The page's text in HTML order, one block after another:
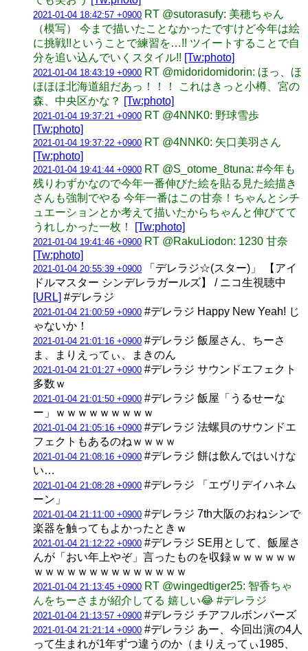
2021-01-04 18:42:57 +0900 RT @sutorasufy: 美穂ちゃん
（模写） 今まで描いたことなかったですけど今年は絵
に挑戦!!ということで練習を…!! ツイートすることで自
分を追い込んでいくスタイル!! [Tw:photo]
2021-01-04 18:43:19 +0900 RT @midoridomidorin: ほっ、ほ
ほほほ北海道組だあっ！！！ これはきっと小樽、宮の
森、中央区かな？ [Tw:photo]
2021-01-04 19:37:21 +0900 RT @4NNK0: 野球雪歩
[Tw:photo]
2021-01-04 19:37:22 +0900 RT @4NNK0: 矢口美羽さん
[Tw:photo]
2021-01-04 19:41:44 +0900 RT @S_otome_8tuna: #今年も
残りわずかなので今年一番伸びた絵を貼る見た絵描き
さんも強制でやる 今年一番はこの甘奈！ちゃんとシチ
ュエーションとか考えて描いたからちゃんと伸びてて
うれしかった一枚！
[Tw:photo]
2021-01-04 19:41:46 +0900 RT @RakuLiodon: 1230 甘奈
[Tw:photo]
2021-01-04 20:55:39 +0900 「デレラジ☆(スター)」 【アイ
ドルマスター シンデレラガールズ】 / ニコ生視聴中
[URL] #デレラジ
2021-01-04 21:00:59 +0900 #デレラジ Happy New Yeah! じ
ゃないか！
2021-01-04 21:01:16 +0900 #デレラジ 飯屋さん、ちーさ
ま、まりえってぃ、まきのん
2021-01-04 21:01:27 +0900 #デレラジ サウンドエフェクト
多数ｗ
2021-01-04 21:01:50 +0900 #デレラジ 飯屋「うるせーな
ー」ｗｗｗｗｗｗｗｗｗ
2021-01-04 21:05:16 +0900 #デレラジ 法螺貝のサウンドエ
フェクトもあるのねｗｗｗｗ
2021-01-04 21:08:16 +0900 #デレラジ 餅は飲んではいけな
い…
2021-01-04 21:08:28 +0900 #デレラジ 「エヴリデイハネム
ーン」
2021-01-04 21:11:00 +0900 #デレラジ 7th大阪のおねシンで
楽器を触ってもよかったときｗ
2021-01-04 21:12:22 +0900 #デレラジ SE用として、飯屋さ
んが「おい年上やぞ」言ったものを収録ｗｗｗｗｗｗ
ｗｗｗｗｗｗｗｗｗｗｗｗｗｗ
2021-01-04 21:13:45 +0900 RT @wingedtiger25: 智香ちゃ
んをちーさまが紹介してる 嬉しい😂 #デレラジ
2021-01-04 21:13:57 +0900 #デレラジ チアフルボンバーズ
2021-01-04 21:21:14 +0900 #デレラジ あー、今回出演の4人
って生まれが1年ずつ違うのか（まりえってぃ1985、